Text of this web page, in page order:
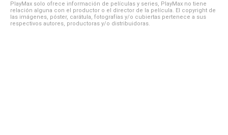
PlayMax solo ofrece información de películas y series, PlayMax no tiene
relación alguna con el productor o el director de la película. El copyright de
las imágenes, póster, carátula, fotografías y/o cubiertas pertenece a sus
respectivos autores, productoras y/o distribuidoras.